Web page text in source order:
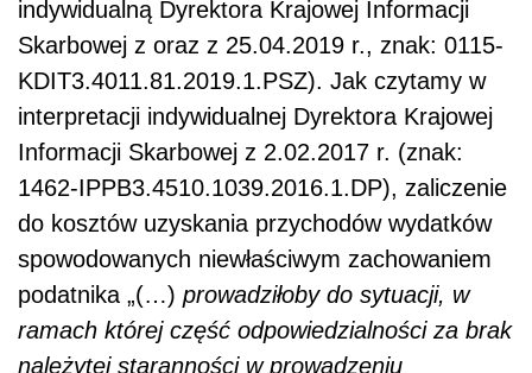
indywidualną Dyrektora Krajowej Informacji
Skarbowej z oraz z 25.04.2019 r., znak: 0115-
KDIT3.4011.81.2019.1.PSZ). Jak czytamy w
interpretacji indywidualnej Dyrektora Krajowej
Informacji Skarbowej z 2.02.2017 r. (znak:
1462-IPPB3.4510.1039.2016.1.DP), zaliczenie
do kosztów uzyskania przychodów wydatków
spowodowanych niewłaściwym zachowaniem
podatnika „(…) prowadziłoby do sytuacji, w
ramach której część odpowiedzialności za brak
należytej staranności w prowadzeniu